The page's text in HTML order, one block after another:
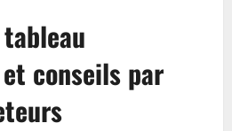
conseils par